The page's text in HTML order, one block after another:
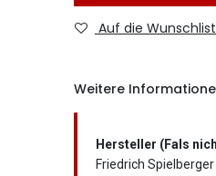
Auf die
Weitere
Hersteller (Fals
Friedrich Spielberger